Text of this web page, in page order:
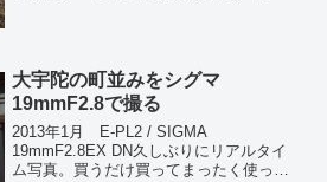
大宇陀の町並みをシグマ
19mmF2.8で撮る
2013年1月 E-PL2 / SIGMA
19mmF2.8EX DN久しぶりにリアルタイ
ム写真。買うだけ買ってまったく使って